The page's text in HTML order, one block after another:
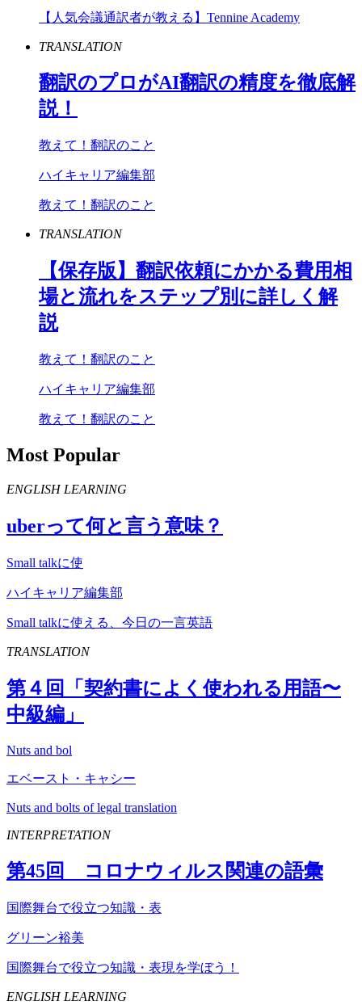
【人気会議通訳者が教える】Tennine Academy
TRANSLATION
翻訳のプロがAI翻訳の精度を徹底解
説！
教えて！翻訳のこと
ハイキャリア編集部
教えて！翻訳のこと
TRANSLATION
【保存版】翻訳依頼にかかる費用相
場と流れをステップ別に詳しく解
説
教えて！翻訳のこと
ハイキャリア編集部
教えて！翻訳のこと
Most Popular
ENGLISH LEARNING
uberって何と言う意味？
Small talkに使
ハイキャリア編集部
Small talkに使える、今日の一言英語
TRANSLATION
第４回「契約書によく使われる用語〜
中級編」
Nuts and bol
エベースト・キャシー
Nuts and bolts of legal translation
INTERPRETATION
第45回 コロナウィルス関連の語彙
国際舞台で役立つ知識・表
グリーン裕美
国際舞台で役立つ知識・表現を学ぼう！
ENGLISH LEARNING